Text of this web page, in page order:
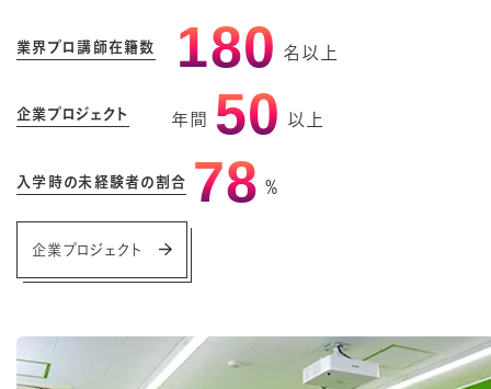
業界プロ講師在籍数 180 名以上
企業プロジェクト 年間 50 以上
入学時の未経験者の割合 78 %
企業プロジェクト